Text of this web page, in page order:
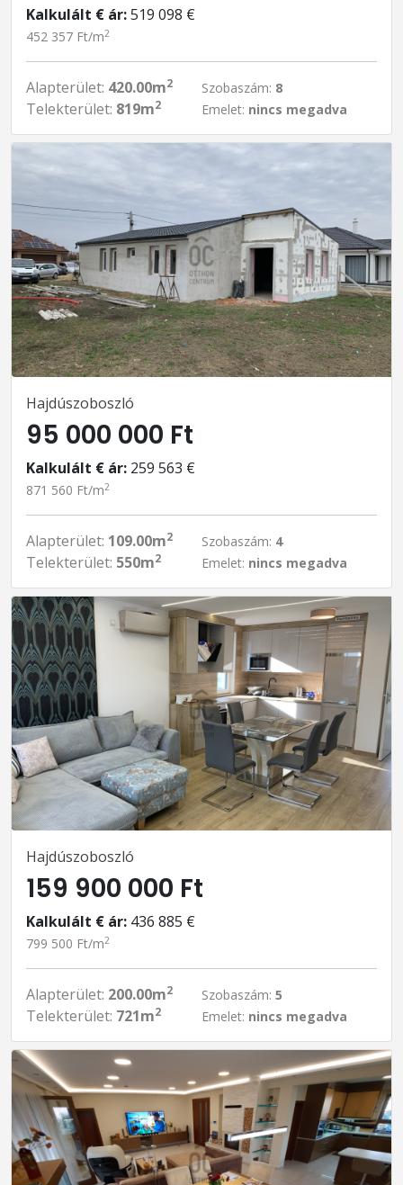
Kalkulált € ár:519 098 €
452 357 Ft/m2
Alapterület: 420.00m2
Telekterület: 819m2
Szobaszám: 8
Emelet: nincs megadva
Hajdúszoboszló
95 000 000 Ft
Kalkulált € ár: 259 563 €
871 560 Ft/m2
Alapterület: 109.00m2
Telekterület: 550m2
Szobaszám: 4
Emelet: nincs megadva
Hajdúszoboszló
159 900 000 Ft
Kalkulált € ár: 436 885 €
799 500 Ft/m2
Alapterület: 200.00m2
Telekterület: 721m2
Szobaszám: 5
Emelet: nincs megadva